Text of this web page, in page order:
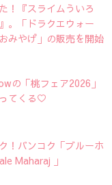
！『スライムういろ
。「ドラクエウォー
みやげ」の販売を開始
の「桃フェア2026」
てくる♡
！バンコク「ブルーホ
Maharaj 」